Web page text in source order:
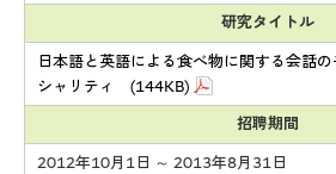
研究タイトル
日本語と英語による食べ物に関する会話
シャリティ (144KB)
招聘期間
2012年10月1日 ～ 2013年8月31日